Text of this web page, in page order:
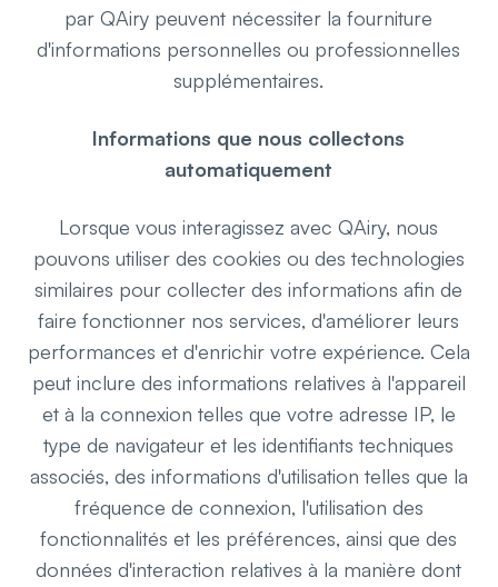
par QAiry peuvent nécessiter la fourniture
d'informations personnelles ou professionnelles
supplémentaires.
Informations que nous collectons
automatiquement
Lorsque vous interagissez avec QAiry, nous
pouvons utiliser des cookies ou des technologies
similaires pour collecter des informations afin de
faire fonctionner nos services, d'améliorer leurs
performances et d'enrichir votre expérience. Cela
peut inclure des informations relatives à l'appareil
et à la connexion telles que votre adresse IP, le
type de navigateur et les identifiants techniques
associés, des informations d'utilisation telles que la
fréquence de connexion, l'utilisation des
fonctionnalités et les préférences, ainsi que des
données d'interaction relatives à la manière dont